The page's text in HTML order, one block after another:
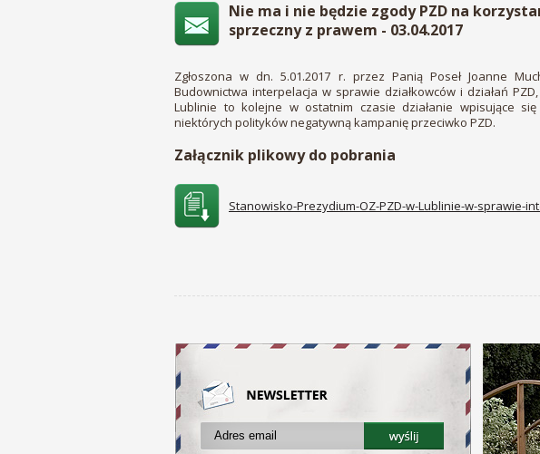
Nie ma i nie będzie zgody PZD na
sprzeczny z prawem - 03.04.2017
Zgłoszona w dn. 5.01.2017 r. przez Panią Poseł Joanne
Budownictwa interpelacja w sprawie działkowców i działań
Lublinie to kolejne w ostatnim czasie działanie wpisujące
niektórych polityków negatywną kampanię przeciwko PZD.
Załącznik plikowy do pobrania
Stanowisko-Prezydium-OZ-PZD-w-Lublinie-w-sprawie-